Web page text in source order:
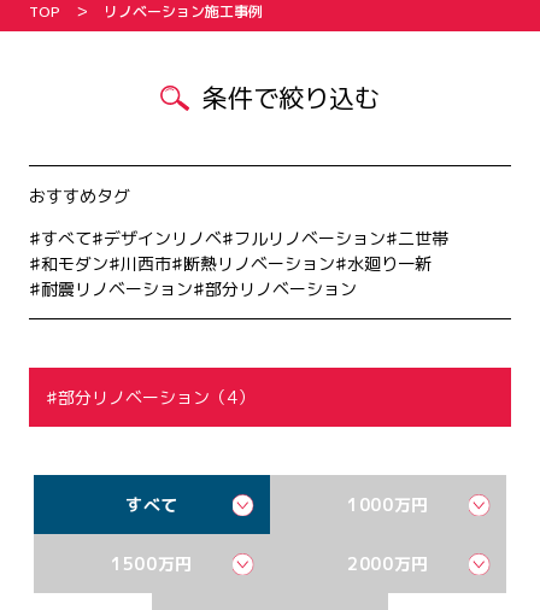
TOP リノベーション施工事例
条件で絞り込む
おすすめタグ
すべて
デザインリノベ フルリノベーション
二世帯
和モダン 川西市 断熱リノベーション 水廻り一新
耐震リノベーション 部分リノベーション
部分リノベーション（4）
すべて 1000万円
1500万円 2000万円